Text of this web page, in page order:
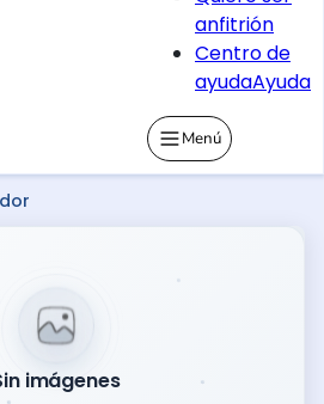
anfitrión
Centro de
ayudaAyuda
Menú
imágenes